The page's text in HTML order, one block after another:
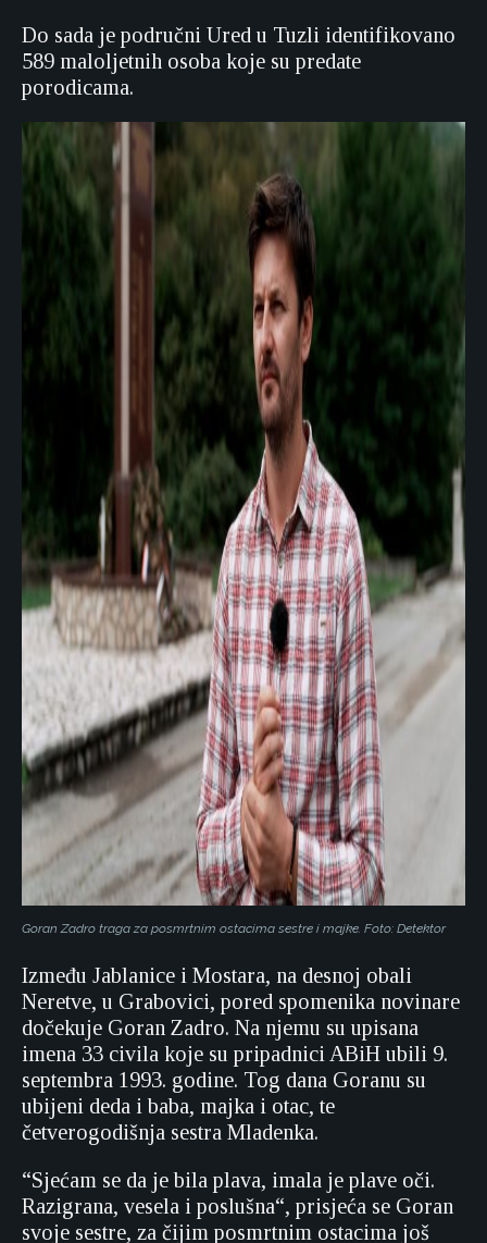
Do sada je područni Ured u Tuzli identifikovano
589 maloljetnih osoba koje su predate
porodicama.
Goran Zadro traga za posmrtnim ostacima sestre i majke. Foto: Detektor
Između Jablanice i Mostara, na desnoj obali
Neretve, u Grabovici, pored spomenika novinare
dočekuje Goran Zadro. Na njemu su upisana
imena 33 civila koje su pripadnici ABiH ubili 9.
septembra 1993. godine. Tog dana Goranu su
ubijeni deda i baba, majka i otac, te
četverogodišnja sestra Mladenka.
“Sjećam se da je bila plava, imala je plave oči.
Razigrana, vesela i poslušna“, prisjeća se Goran
svoje sestre, za čijim posmrtnim ostacima još